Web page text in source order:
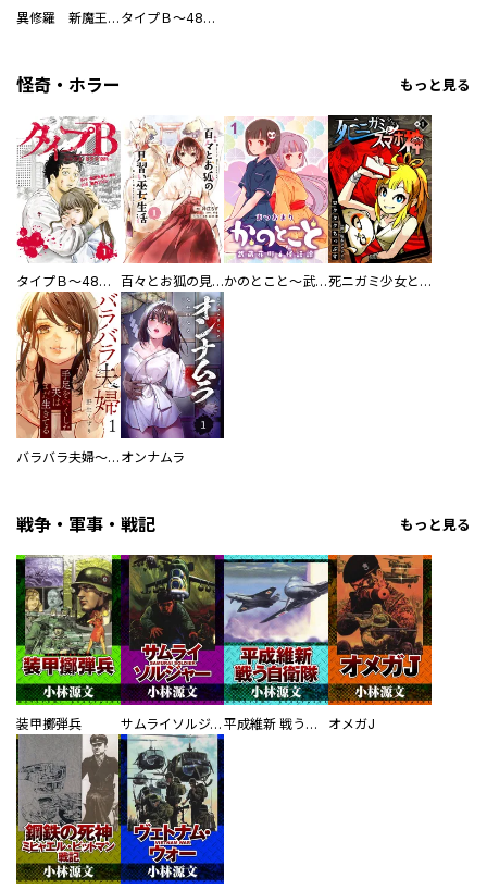
異修羅 新魔王戦争 タイプＢ～48時間後、致死率100％～【単話】
怪奇・ホラー もっと見る
タイプＢ～48時間後、致死率100％～【単話】 百々とお狐の見習い巫女生活【単行本版】 かのとこと～武蔵花町怪話譚～ 【連載版】 死ニガミ少女とスマホ神
バラバラ夫婦～手足をなくした夫はまだ生きてる オンナムラ
戦争・軍事・戦記 もっと見る
装甲擲弾兵 サムライソルジャー SAMURAI SOLDIER 平成維新 戦う自衛隊 オメガJ